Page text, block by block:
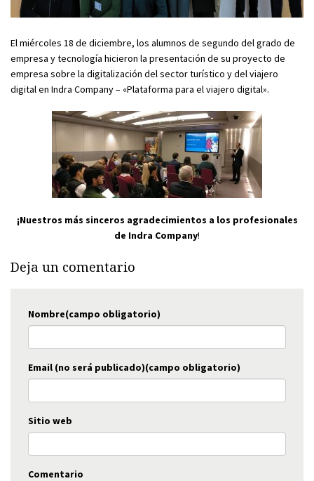
El miércoles 18 de diciembre, los alumnos de segundo del grado de
empresa y tecnología hicieron la presentación de su proyecto de
empresa sobre la digitalización del sector turístico y del viajero
digital en Indra Company – «Plataforma para el viajero digital».
¡Nuestros más sinceros agradecimientos a los profesionales
de Indra Company!
Deja un comentario
Nombre(campo obligatorio)
Email (no será publicado)(campo obligatorio)
Sitio web
Comentario